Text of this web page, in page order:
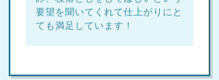
要望を聞いてくれて仕上がりにと
ても満足しています！